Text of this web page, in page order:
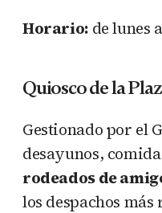
Horario:de lunes
Quiosco de la
Gestionado por el
desayunos,
rodeados de
los despachos